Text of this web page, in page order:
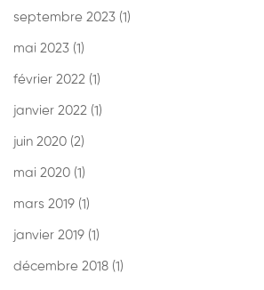
septembre 2023 (1)
mai 2023 (1)
février 2022 (1)
janvier 2022 (1)
juin 2020 (2)
mai 2020 (1)
mars 2019 (1)
janvier 2019 (1)
décembre 2018 (1)